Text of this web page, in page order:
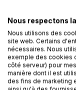
Zouk, to
To understand the
seven essentials
- The postures
- The rhythms
- The styles
- The movements
Nous respectons
Nous utilisons des
site web. Certains
nécessaires. Nous
exemple des cookies
côté serveur) pour
manière dont il est
des fins de marketing